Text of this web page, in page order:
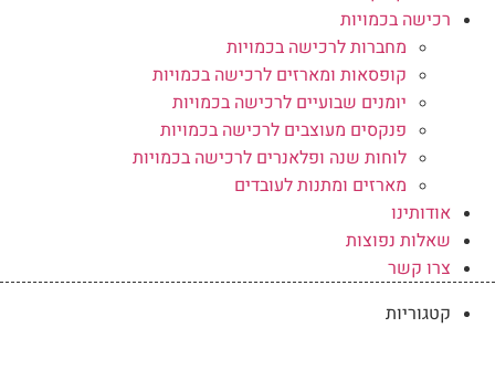
רכישה בכמויות
מחברות לרכישה בכמויות
קופסאות ומארזים לרכישה בכמויות
יומנים שבועיים לרכישה בכמויות
פנקסים מעוצבים לרכישה בכמויות
לוחות שנה ופלאנרים לרכישה בכמויות
מארזים ומתנות לעובדים
אודותינו
שאלות נפוצות
צרו קשר
קטגוריות